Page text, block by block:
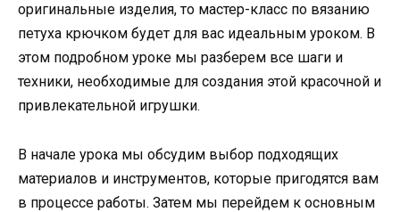
оригинальные изделия, то мастер-класс по вязанию
петуха крючком будет для вас идеальным уроком. В
этом подробном уроке мы разберем все шаги и
техники, необходимые для создания этой красочной и
привлекательной игрушки.
В начале урока мы обсудим выбор подходящих
материалов и инструментов, которые пригодятся вам
в процессе работы. Затем мы перейдем к основным